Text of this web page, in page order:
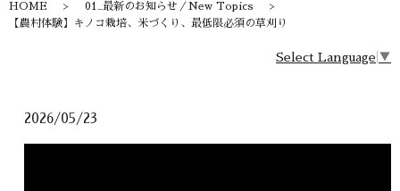
HOME
01_最新のお知らせ／New Topics
【農村体験】キノコ栽培、米づくり、最低限必須の草刈り
Select Language ▼
2026/05/23